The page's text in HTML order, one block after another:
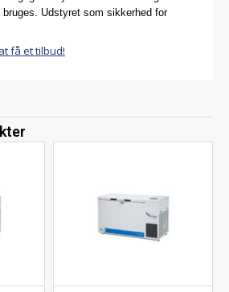
Udstyret som sikkerhed for
få et tilbud!